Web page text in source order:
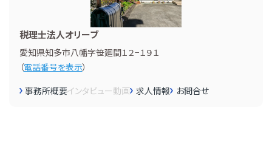
税理士法人オリーブ
愛知県知多市八幡字笹廻間１２−１９１
（電話番号を表示）
事務所概要インタビュー動画 求人情報 お問合せ